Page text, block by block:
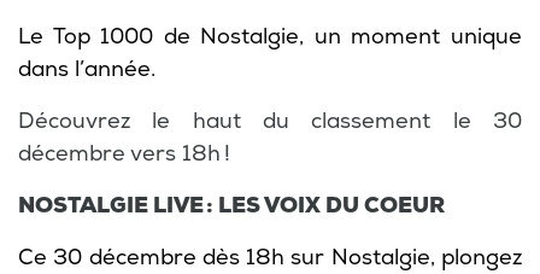
Le Top 1000 de Nostalgie, un moment unique
dans l’année.
Découvrez le haut du classement le 30
décembre vers 18h !
NOSTALGIE LIVE : LES VOIX DU COEUR
Ce 30 décembre dès 18h sur Nostalgie, plongez